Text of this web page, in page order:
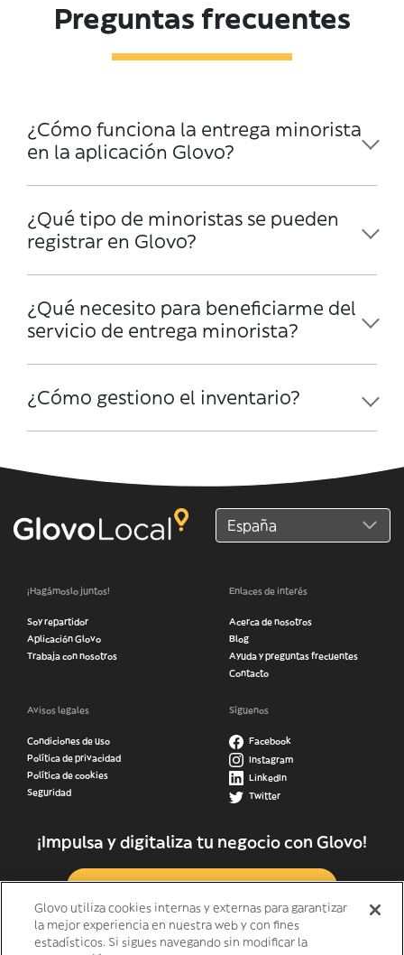
Preguntas frecuentes
¿Cómo funciona la entrega minorista
en la aplicación Glovo?
¿Qué tipo de minoristas se pueden
registrar en Glovo?
¿Qué necesito para beneficiarme del
servicio de entrega minorista?
¿Cómo gestiono el inventario?
¡Hagámoslo juntos!
Soy repartidor
Aplicación Glovo
Trabaja con nosotros
Enlaces de interés
Acerca de nosotros
Blog
Ayuda y preguntas frecuentes
Contacto
Avisos legales
Condiciones de uso
Política de privacidad
Política de cookies
Seguridad
Síguenos
Facebook
Instagram
LinkedIn
Twitter
¡Impulsa y digitaliza tu negocio con Glovo!
Hazte Partner
Glovo utiliza cookies internas y externas para garantizar
la mejor experiencia en nuestra web y con fines
estadísticos. Si sigues navegando sin modificar la